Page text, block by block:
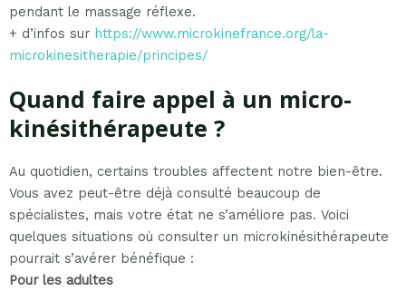
pendant le massage réflexe.
+ d’infos sur https://www.microkinefrance.org/la-
microkinesitherapie/principes/
Quand faire appel à un micro-
kinésithérapeute ?
Au quotidien, certains troubles affectent notre bien-être.
Vous avez peut-être déjà consulté beaucoup de
spécialistes, mais votre état ne s’améliore pas. Voici
quelques situations où consulter un microkinésithérapeute
pourrait s’avérer bénéfique :
Pour les adultes